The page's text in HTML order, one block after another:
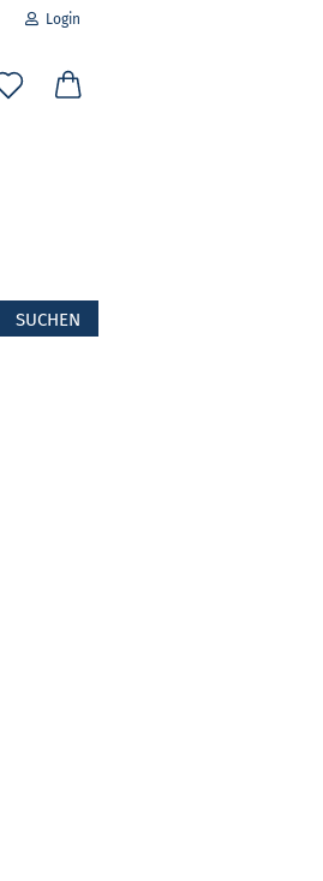
Login
SUCHEN